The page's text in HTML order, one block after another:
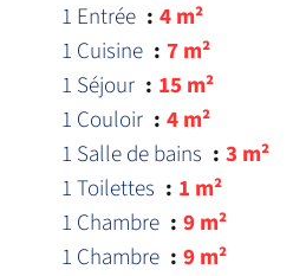
1 Entrée
4 m²
1 Cuisine
7 m²
1 Séjour
15 m²
1 Couloir
4 m²
1 Salle de bains
3 m²
1 Toilettes
1 m²
1 Chambre
9 m²
1 Chambre
9 m²